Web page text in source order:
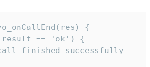
{
== 'ok') {
finished successfully